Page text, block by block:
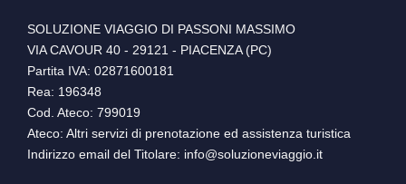
SOLUZIONE VIAGGIO DI PASSONI MASSIMO
VIA CAVOUR 40 - 29121 - PIACENZA (PC)
Partita IVA: 02871600181
Rea: 196348
Cod. Ateco: 799019
Ateco: Altri servizi di prenotazione ed assistenza turistica
Indirizzo email del Titolare: info@soluzioneviaggio.it